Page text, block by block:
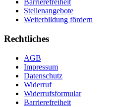
Barrierefreiheit
Stellenangebote
Weiterbildung fördern
Rechtliches
AGB
Impressum
Datenschutz
Widerruf
Widerrufsformular
Barrierefreiheit